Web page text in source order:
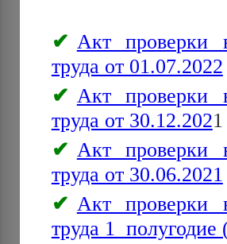
Акт проверки
труда от 01.07.2022
Акт проверки
труда от 30.12.202
Акт проверки
труда от 30.06.2021
Акт проверки
труда 1 полугодие